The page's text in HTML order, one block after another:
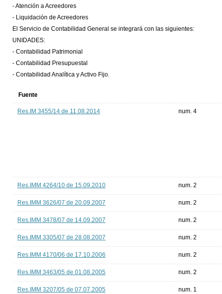
- Atención a Acreedores
- Liquidación de Acreedores
El Servicio de Contabilidad General se integrará con las siguientes:
UNIDADES:
- Contabilidad Patrimonial
- Contabilidad Presupuestal
- Contabilidad Analítica y Activo Fijo.
Fuente
Res.IM 3455/14 de 11.08.2014 num. 4
Res.IMM 4264/10 de 15.09.2010 num. 2
Res.IMM 3626/07 de 20.09.2007 num. 2
Res.IMM 3478/07 de 14.09.2007 num. 2
Res.IMM 3305/07 de 28.08.2007 num. 2
Res.IMM 4170/06 de 17.10.2006 num. 2
Res.IMM 3463/05 de 01.08.2005 num. 2
Res.IMM 3207/05 de 07.07.2005 num. 1